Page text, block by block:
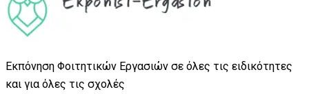
Εκπόνηση Φοιτητικών Εργασιών σε όλες τις ειδικότητες
και για όλες τις σχολές